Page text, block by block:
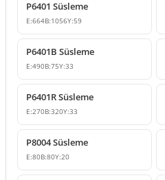
P6401 Süsleme
E:664B:1056Y:59
P6401B Süsleme
E:490B:75Y:33
P6401R Süsleme
E:270B:320Y:33
P8004 Süsleme
E:80B:80Y:20